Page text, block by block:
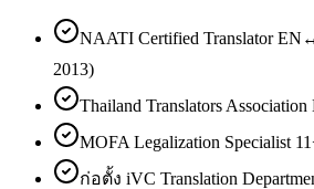
NAATI Certified Translator
2013)
Thailand Translators Association
MOFA Legalization Specialist
ก่อตั้ง iVC Translation